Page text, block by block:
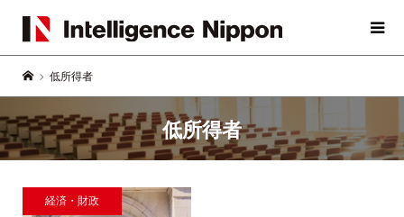
低所得者
低所得者
経済・財政